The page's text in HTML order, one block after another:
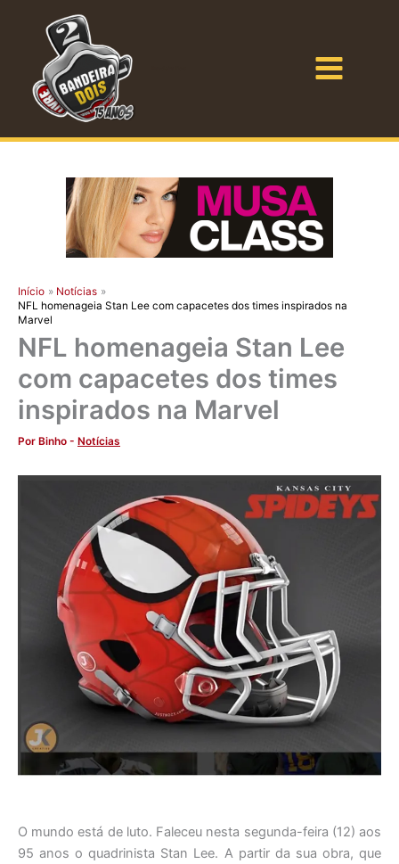
conteúdo
Início
Notícias
NFL homenageia Stan Lee com capacetes dos times inspirados na
Marvel
NFL homenageia Stan Lee
com capacetes dos times
inspirados na Marvel
Por Binho - Notícias
O mundo está de luto. Faleceu nesta segunda-feira (12) aos
95 anos o quadrinista Stan Lee. A partir da sua obra, que